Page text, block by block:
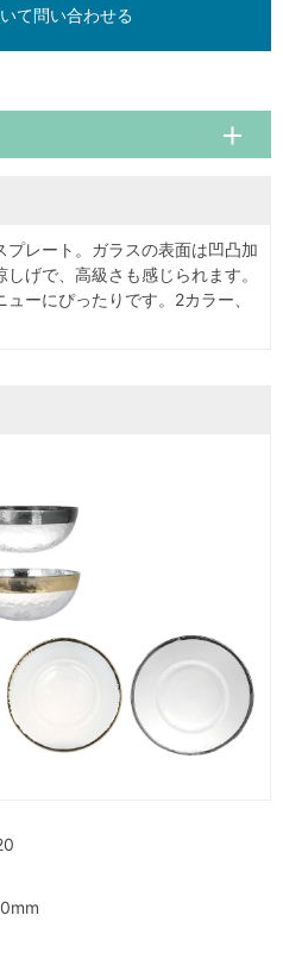
て問い合わせる
レート。ガラスの表面は凹凸加
げで、高級さも感じられます。
ーにぴったりです。2カラー、